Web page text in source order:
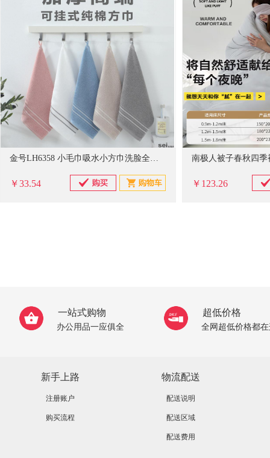
金号LH6358 小毛巾吸水小方巾洗脸全棉面巾正方形4条装36*34.5cm
￥33.54 ￥123.26
一站式购物
办公用品一应俱全
超低价格
全网超低价格都
新手上路
注册账户
购买流程
物流配送
配送说明
配送区域
配送费用